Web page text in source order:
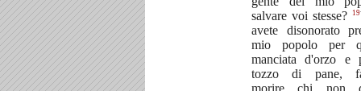
salvare voi stesse?
19
avete disonorato
mio popolo per
manciata d'orzo e
tozzo di pane,